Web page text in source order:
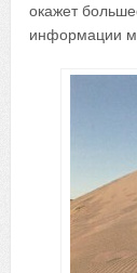
окажет
информации